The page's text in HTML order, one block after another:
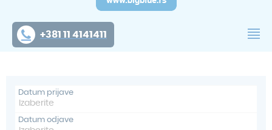
+381 11 4141411
Datum prijave
Datum odjave